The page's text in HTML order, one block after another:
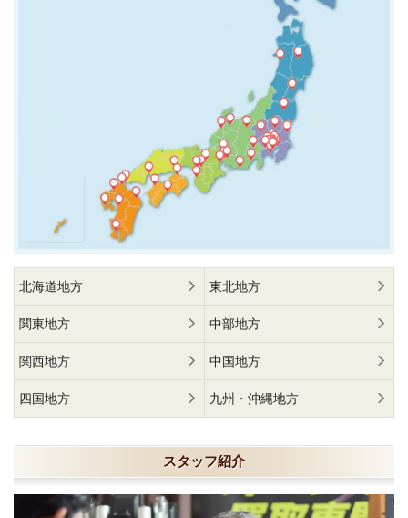
北海道地方 東北地方
関東地方 中部地方
関西地方 中国地方
四国地方 九州・沖縄地方
スタッフ紹介